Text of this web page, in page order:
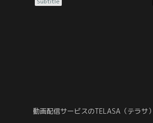
2人の心がゆっくりと近づいていく一方
動画配信サービスのTELASA（テラサ）